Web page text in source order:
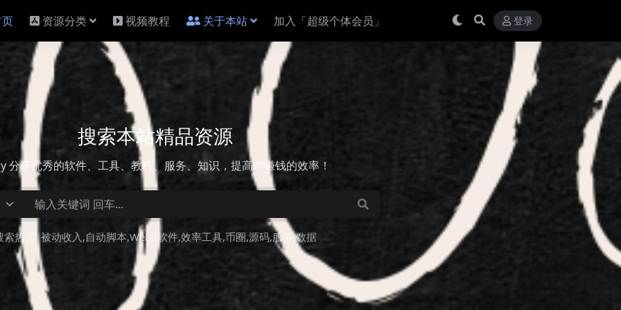
资源分类 视频教程 关于本站 加入「超级个体会员」 登录
搜索本站精品资源
分享优秀的软件、工具、教程、服务、知识，提高你赚钱的效率！
索热词 被动收入 自动脚本 Web3软件 效率工具 币圈 源码 服务 数据